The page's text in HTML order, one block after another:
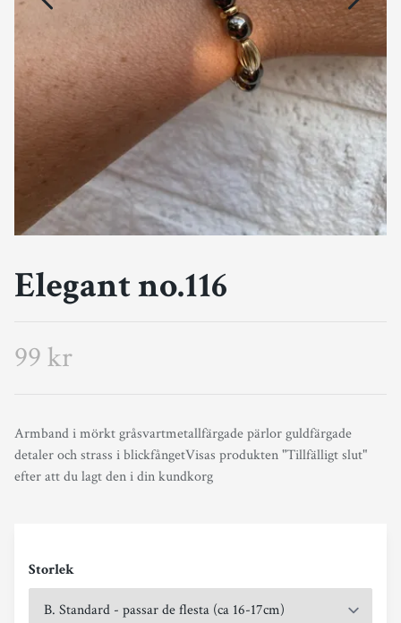
Elegant no.116
99 kr
Armband i mörkt gråsvartmetallfärgade pärlor guldfärgade
detaler och strass i blickfångetVisas produkten "Tillfälligt slut"
efter att du lagt den i din kundkorg
Storlek